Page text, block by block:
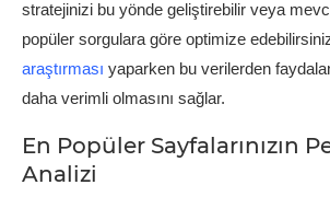
stratejinizi bu yönde geliştirebilir veya
popüler sorgulara göre optimize
araştırması yaparken bu verilerden
daha verimli olmasını sağlar.
En Popüler Sayfalarınızın
Analizi